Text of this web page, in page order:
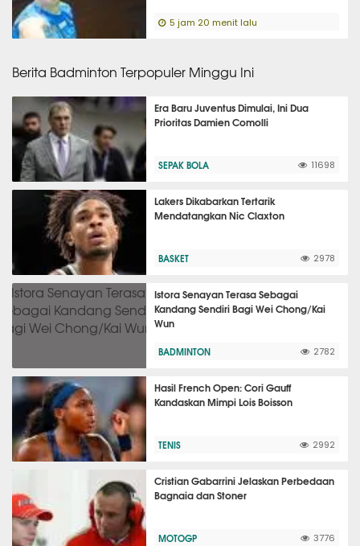
5 jam 20 menit lalu
Berita Badminton Terpopuler Minggu Ini
Era Baru Juventus Dimulai, Ini Dua
Prioritas Damien Comolli
SEPAK BOLA 11698
Lakers Dikabarkan Tertarik
Mendatangkan Nic Claxton
BASKET 2978
Istora Senayan Terasa Sebagai
Kandang Sendiri Bagi Wei Chong/Kai
Wun
BADMINTON 2782
Hasil French Open: Cori Gauff
Kandaskan Mimpi Lois Boisson
TENIS 2992
Cristian Gabarrini Jelaskan Perbedaan
Bagnaia dan Stoner
MOTOGP 3776